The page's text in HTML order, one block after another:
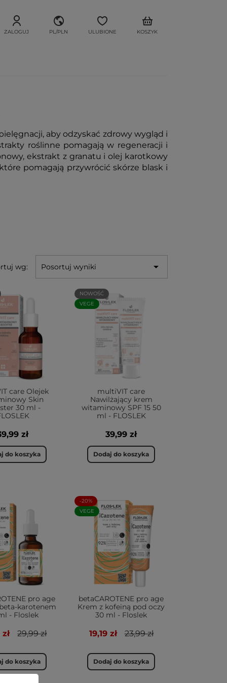
ZALOGUJ PL/PLN ULUBIONE KOSZYK
aby odzyskać zdrowy wygląd i
roślinne pomagają w regeneracji i
ekstrakt z granatu i olej karotkowy
pomagają przywrócić skórze blask i
wg: Posortuj wyniki 
care Olejek
Skin
30 ml -
zł
do koszyka
NOWOŚĆ
VEGE
multiVIT care
Nawilżający krem
witaminowy SPF 15 50
ml - FLOSLEK
39,99 zł
Dodaj do koszyka
pro age
karotenem
- Floslek
29,99 zł
do koszyka
-20%
VEGE
betaCAROTENE pro age
Krem z kofeiną pod oczy
30 ml - Floslek
19,19 zł 23,99 zł
Dodaj do koszyka